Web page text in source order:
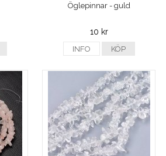
Öglepinnar - guld
10 kr
INFO KÖP